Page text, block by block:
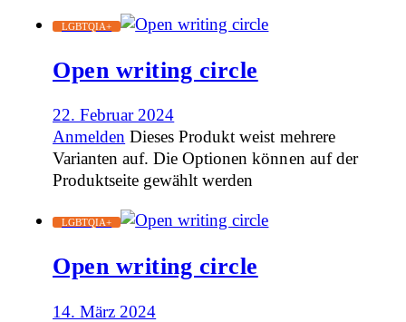
LGBTQIA+
Open writing circle
22. Februar 2024
Anmelden Dieses Produkt weist mehrere
Varianten auf. Die Optionen können auf der
Produktseite gewählt werden
LGBTQIA+
Open writing circle
14. März 2024